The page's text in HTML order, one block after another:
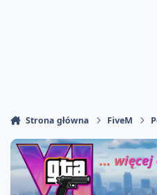
Strona główna FiveM